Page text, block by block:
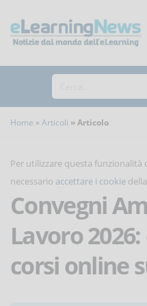
Home Articoli Articolo
Per utilizzare questa
necessario accettare i cookie
Convegni
Lavoro
corsi online